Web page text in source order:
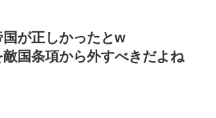
国が正しかったとw
敵国条項から外すべきだよね